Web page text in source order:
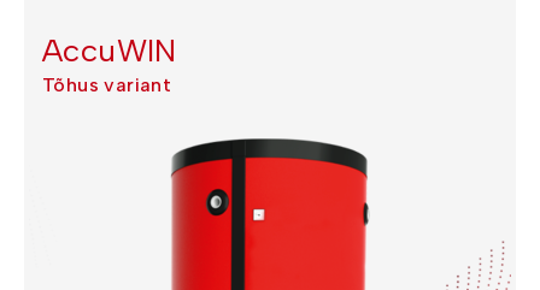
AccuWIN
Tõhus variant